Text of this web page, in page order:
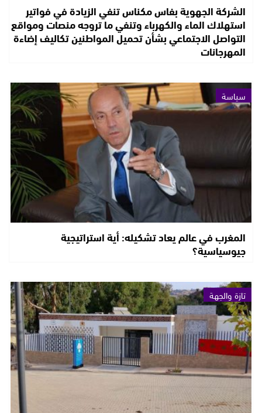
الشركة الجهوية بفاس مكناس تنفي الزيادة في فواتير
استهلاك الماء والكهرباء وتنفي ما تروجه منصات ومواقع
التواصل الاجتماعي بشأن تحميل المواطنين تكاليف إضاءة
المهرجانات
سياسة
المغرب في عالم يعاد تشكيله: أية استراتيجية
جيوسياسية؟
تازة والجهة